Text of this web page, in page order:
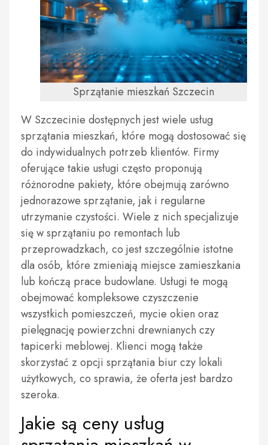
Sprzątanie mieszkań Szczecin
W Szczecinie dostępnych jest wiele usług
sprzątania mieszkań, które mogą dostosować się
do indywidualnych potrzeb klientów. Firmy
oferujące takie usługi często proponują
różnorodne pakiety, które obejmują zarówno
jednorazowe sprzątanie, jak i regularne
utrzymanie czystości. Wiele z nich specjalizuje
się w sprzątaniu po remontach lub
przeprowadzkach, co jest szczególnie istotne
dla osób, które zmieniają miejsce zamieszkania
lub kończą prace budowlane. Usługi te mogą
obejmować kompleksowe czyszczenie
wszystkich pomieszczeń, mycie okien oraz
pielęgnację powierzchni drewnianych czy
tapicerki meblowej. Klienci mogą także
skorzystać z opcji sprzątania biur czy lokali
użytkowych, co sprawia, że oferta jest bardzo
szeroka.
Jakie są ceny usług